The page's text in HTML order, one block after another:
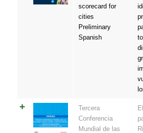
scorecard for
cities
Preliminary
Spanish
Tercera
Conferencia
Mundial de las